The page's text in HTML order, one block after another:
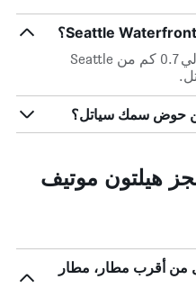
هيلتون موتيف سيتل على بعد حوالي 0.7 كم من Seattle
حوض سمك سياتل؟
هيلتون موتيف
من أقرب مطار، مطار